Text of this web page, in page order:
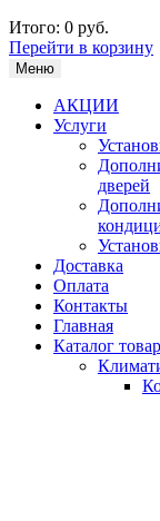
Итого: 0 руб.
Перейти в корзину
Меню
АКЦИИ
Услуги
дверей
Доставка
Оплата
Контакты
Главная
Каталог